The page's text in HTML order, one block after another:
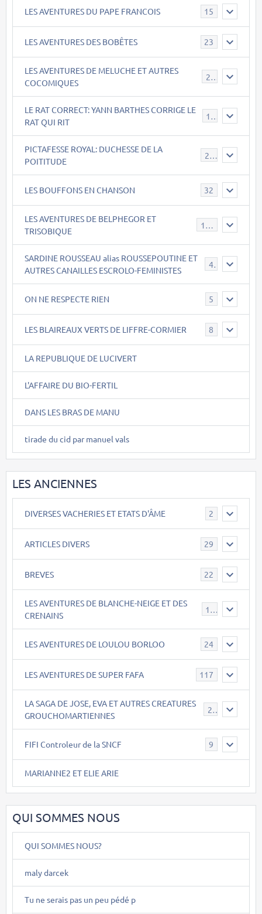
LES AVENTURES DU PAPE FRANCOIS 15
LES AVENTURES DES BOBÊTES 23
LES AVENTURES DE MELUCHE ET AUTRES
COCOMIQUES
22
LE RAT CORRECT: YANN BARTHES CORRIGE LE
RAT QUI RIT
15
PICTAFESSE ROYAL: DUCHESSE DE LA
POITITUDE
23
LES BOUFFONS EN CHANSON 32
LES AVENTURES DE BELPHEGOR ET
TRISOBIQUE
147
SARDINE ROUSSEAU alias ROUSSEPOUTINE ET
AUTRES CANAILLES ESCROLO-FEMINISTES
40
ON NE RESPECTE RIEN 5
LES BLAIREAUX VERTS DE LIFFRE-CORMIER 8
LA REPUBLIQUE DE LUCIVERT
L'AFFAIRE DU BIO-FERTIL
DANS LES BRAS DE MANU
tirade du cid par manuel vals
LES ANCIENNES
DIVERSES VACHERIES ET ETATS D'ÂME 2
ARTICLES DIVERS 29
BREVES 22
LES AVENTURES DE BLANCHE-NEIGE ET DES
CRENAINS
17
LES AVENTURES DE LOULOU BORLOO 24
LES AVENTURES DE SUPER FAFA 117
LA SAGA DE JOSE, EVA ET AUTRES CREATURES
GROUCHOMARTIENNES
26
FIFI Controleur de la SNCF 9
MARIANNE2 ET ELIE ARIE
QUI SOMMES NOUS
QUI SOMMES NOUS?
maly darcek
Tu ne serais pas un peu pédé p